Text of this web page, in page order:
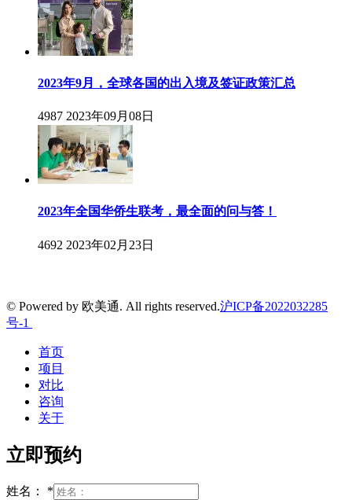
2023年9月，全球各国的出入境及签证政策汇总
4987 2023年09月08日
2023年全国华侨生联考，最全面的问与答！
4692 2023年02月23日
© Powered by 欧美通. All rights reserved.沪ICP备2022032285
号-1
首页
项目
对比
咨询
关于
立即预约
姓名： *